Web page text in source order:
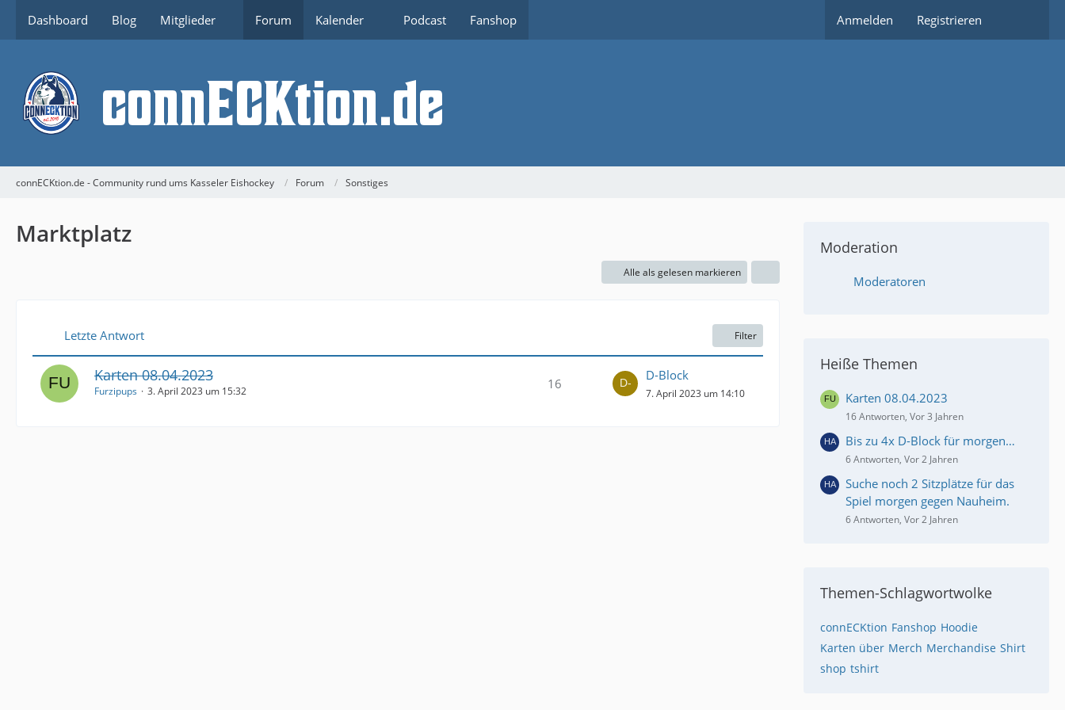
Dashboard Blog Mitglieder Forum Kalender Podcast Fanshop Anmelden Registrieren
connECKtion.de - Community rund ums Kasseler Eishockey Forum Sonstiges
Marktplatz
Alle als gelesen markieren
Letzte Antwort Filter
Karten 08.04.2023
Furzipups 3. April 2023 um 15:32 16
D-Block
7. April 2023 um 14:10
Moderation
Moderatoren
Heiße Themen
Karten 08.04.2023
16 Antworten, Vor 3 Jahren
Bis zu 4x D-Block für morgen…
6 Antworten, Vor 2 Jahren
Suche noch 2 Sitzplätze für das
Spiel morgen gegen Nauheim.
6 Antworten, Vor 2 Jahren
Themen-Schlagwortwolke
connECKtion Fanshop Hoodie
Karten über Merch Merchandise Shirt
shop tshirt